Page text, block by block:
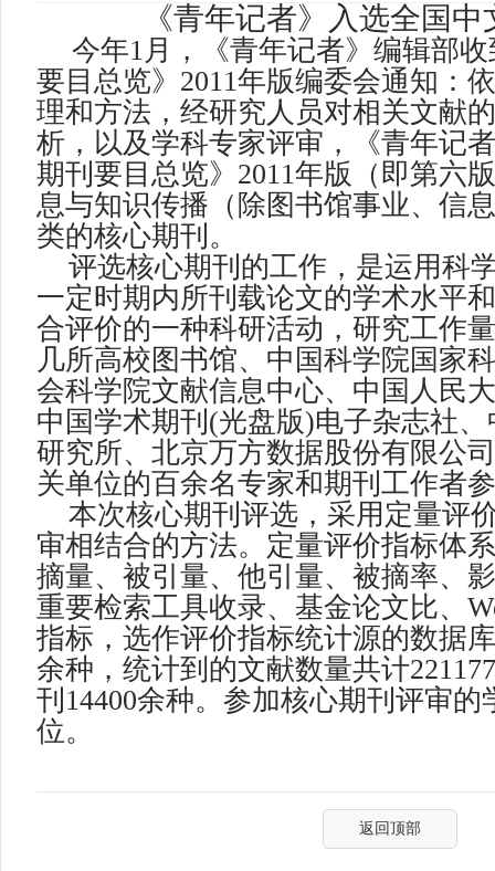
《青年记者》入选全国
今年1月，《青年记者》编辑部
要目总览》 2011年版编委会通知：
理和方法，经研究人员对相关文献
析，以及学科专家评审，《青年记
期刊要目总览》 2011年版（即第六
息与知识传播（除图书馆事业、信
类的核心期刊。
评选核心期刊的工作，是运用科
一定时期内所刊载论文的学术水平
合评价的一种科研活动，研究工作
几所高校图书馆、中国科学院国家
会科学院文献信息中心、中国人民
中国学术期刊 (光盘版)电子杂志社
研究所、北京万方数据股份有限公
关单位的百余名专家和期刊工作者
本次核心期刊评选，采用定量评
审相结合的方法。定量评价指标体
摘量、被引量、他引量、被摘率、
重要检索工具收录、基金论文比、
指标，选作评价指标统计源的数据
余种，统计到的文献数量共计221177
刊 14400余种。参加核心期刊评审的
位。
返回顶部